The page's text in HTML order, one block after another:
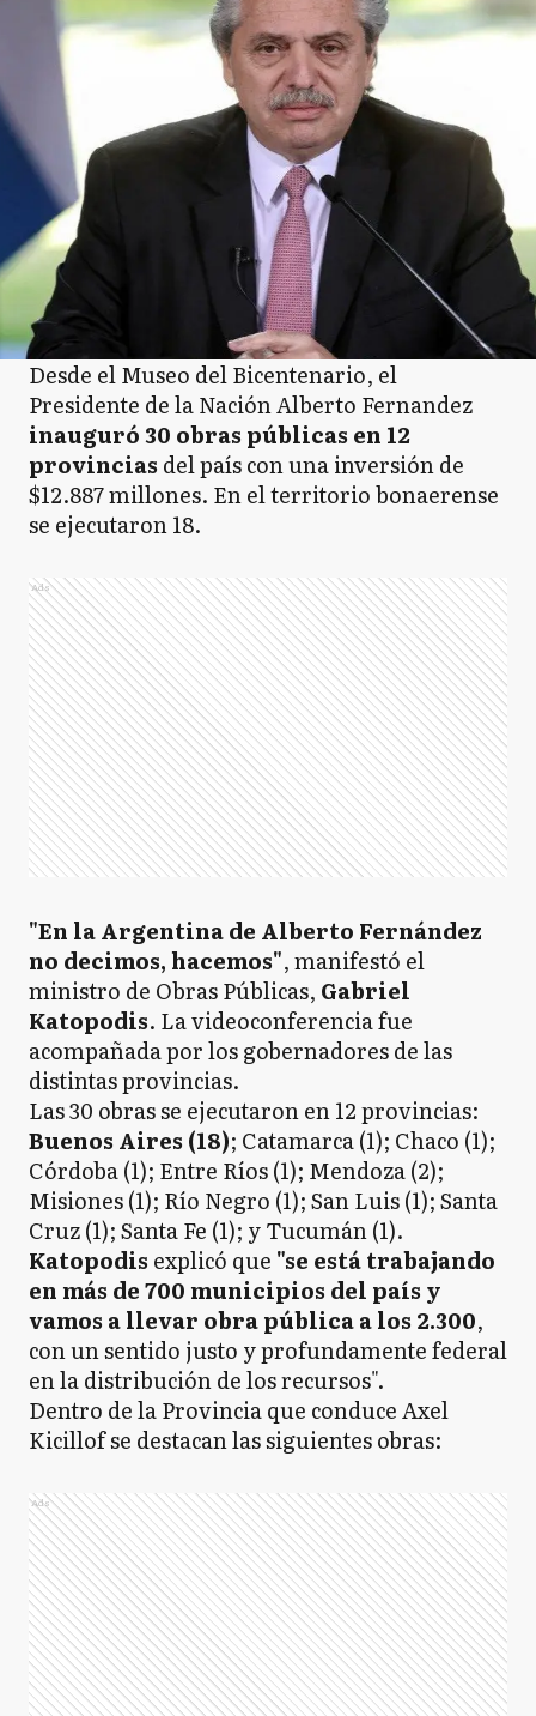
Desde el Museo del Bicentenario, el
Presidente de la Nación Alberto Fernandez
inauguró 30 obras públicas en 12
provincias del país con una inversión de
$12.887 millones. En el territorio bonaerense
se ejecutaron 18.
Ads
"En la Argentina de Alberto Fernández
no decimos, hacemos", manifestó el
ministro de Obras Públicas, Gabriel
Katopodis. La videoconferencia fue
acompañada por los gobernadores de las
distintas provincias.
Las 30 obras se ejecutaron en 12 provincias:
Buenos Aires (18); Catamarca (1); Chaco (1);
Córdoba (1); Entre Ríos (1); Mendoza (2);
Misiones (1); Río Negro (1); San Luis (1); Santa
Cruz (1); Santa Fe (1); y Tucumán (1).
Katopodis explicó que "se está trabajando
en más de 700 municipios del país y
vamos a llevar obra pública a los 2.300,
con un sentido justo y profundamente federal
en la distribución de los recursos".
Dentro de la Provincia que conduce Axel
Kicillof se destacan las siguientes obras:
Ads